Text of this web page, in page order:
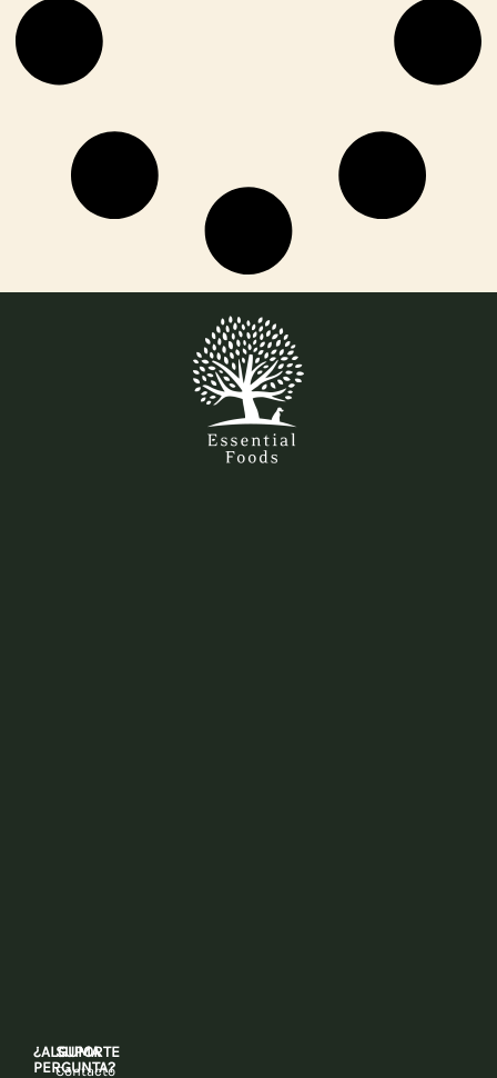
¿ALGUMA
PERGUNTA?
SUPORTE
Contacto